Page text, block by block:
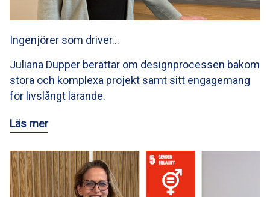
Ingenjörer som driver…
Juliana Dupper berättar om designprocessen bakom
stora och komplexa projekt samt sitt engagemang
för livslångt lärande.
Läs mer